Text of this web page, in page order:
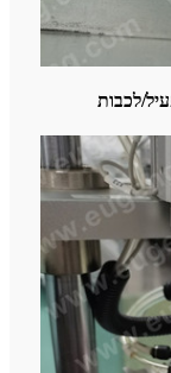
לכבות